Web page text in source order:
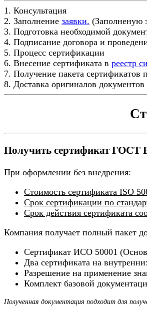
1. Консультация
2. Заполнение заявки. (Заполненую
3. Подготовка необходимой
4. Подписание договора и
5. Процесс сертификации
6. Внесение сертификата в реестр
7. Получение пакета сертификатов
8. Доставка оригиналов
Получить сертификат ГОСТ
При оформлении без внедрения:
Стоимость сертификата ISO
Срок сертификации по
Срок действия сертификата
Компания получает полный пакет
Сертификат ИСО 50001
Два сертификата на
Разрешение на применение
Комплект базовой
Полученная документация подходит для